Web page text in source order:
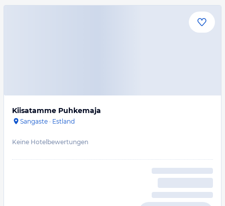
Kiisatamme Puhkemaja
Sangaste · Estland
Keine Hotelbewertungen